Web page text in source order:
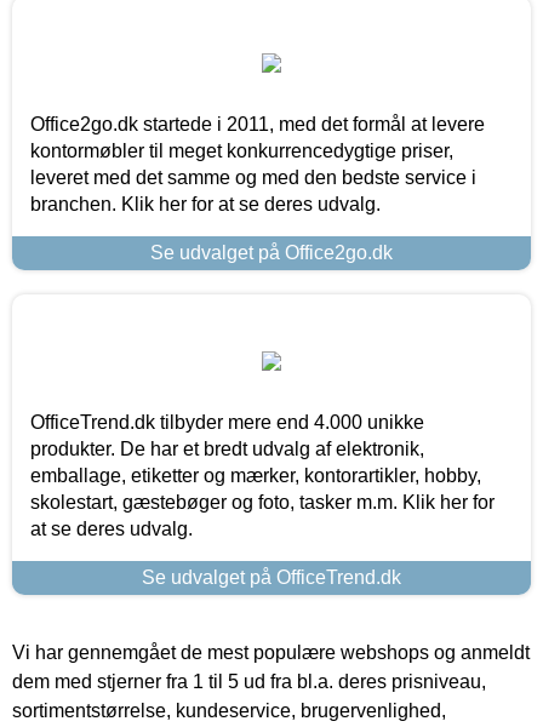
Office2go.dk startede i 2011, med det formål at levere
kontormøbler til meget konkurrencedygtige priser,
leveret med det samme og med den bedste service i
branchen. Klik her for at se deres udvalg.
Se udvalget på Office2go.dk
OfficeTrend.dk tilbyder mere end 4.000 unikke
produkter. De har et bredt udvalg af elektronik,
emballage, etiketter og mærker, kontorartikler, hobby,
skolestart, gæstebøger og foto, tasker m.m. Klik her for
at se deres udvalg.
Se udvalget på OfficeTrend.dk
Vi har gennemgået de mest populære webshops og anmeldt
dem med stjerner fra 1 til 5 ud fra bl.a. deres prisniveau,
sortimentstørrelse, kundeservice, brugervenlighed,